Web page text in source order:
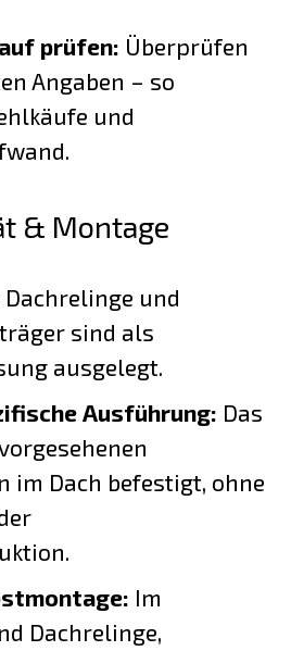
prüfen: Überprüfen
Angaben – so
und
& Montage
Dachrelinge und
sind als
ausgelegt.
Ausführung: Das
im Dach befestigt, ohne
Im
Dachrelinge,